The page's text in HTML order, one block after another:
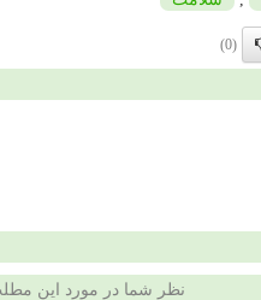
(0)
نظر شما در مورد این